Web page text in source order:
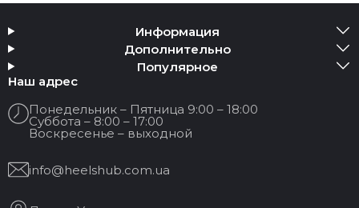
Информация
Дополнительно
Популярное
Наш адрес
Понедельник – Пятница 9:00 – 18:00
Суббота – 8:00 – 17:00
Воскресенье – выходной
info@heelshub.com.ua